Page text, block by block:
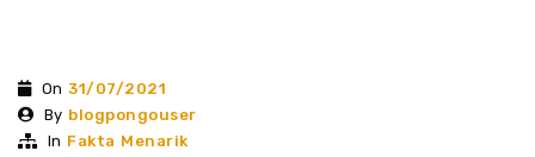
On 31/07/2021
By blogpongouser
In Fakta Menarik